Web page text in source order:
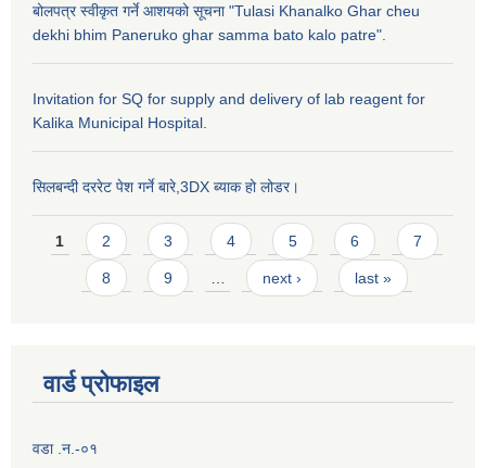
बोलपत्र स्वीकृत गर्ने आशयको सूचना "Tulasi Khanalko Ghar cheu
dekhi bhim Paneruko ghar samma bato kalo patre".
Invitation for SQ for supply and delivery of lab reagent for
Kalika Municipal Hospital.
सिलबन्दी दररेट पेश गर्ने बारे,3DX ब्याक हो लोडर।
Pages
1 2 3 4 5 6 7
8 9 next › last »
वार्ड प्राेफाइल
वडा .न.-०१